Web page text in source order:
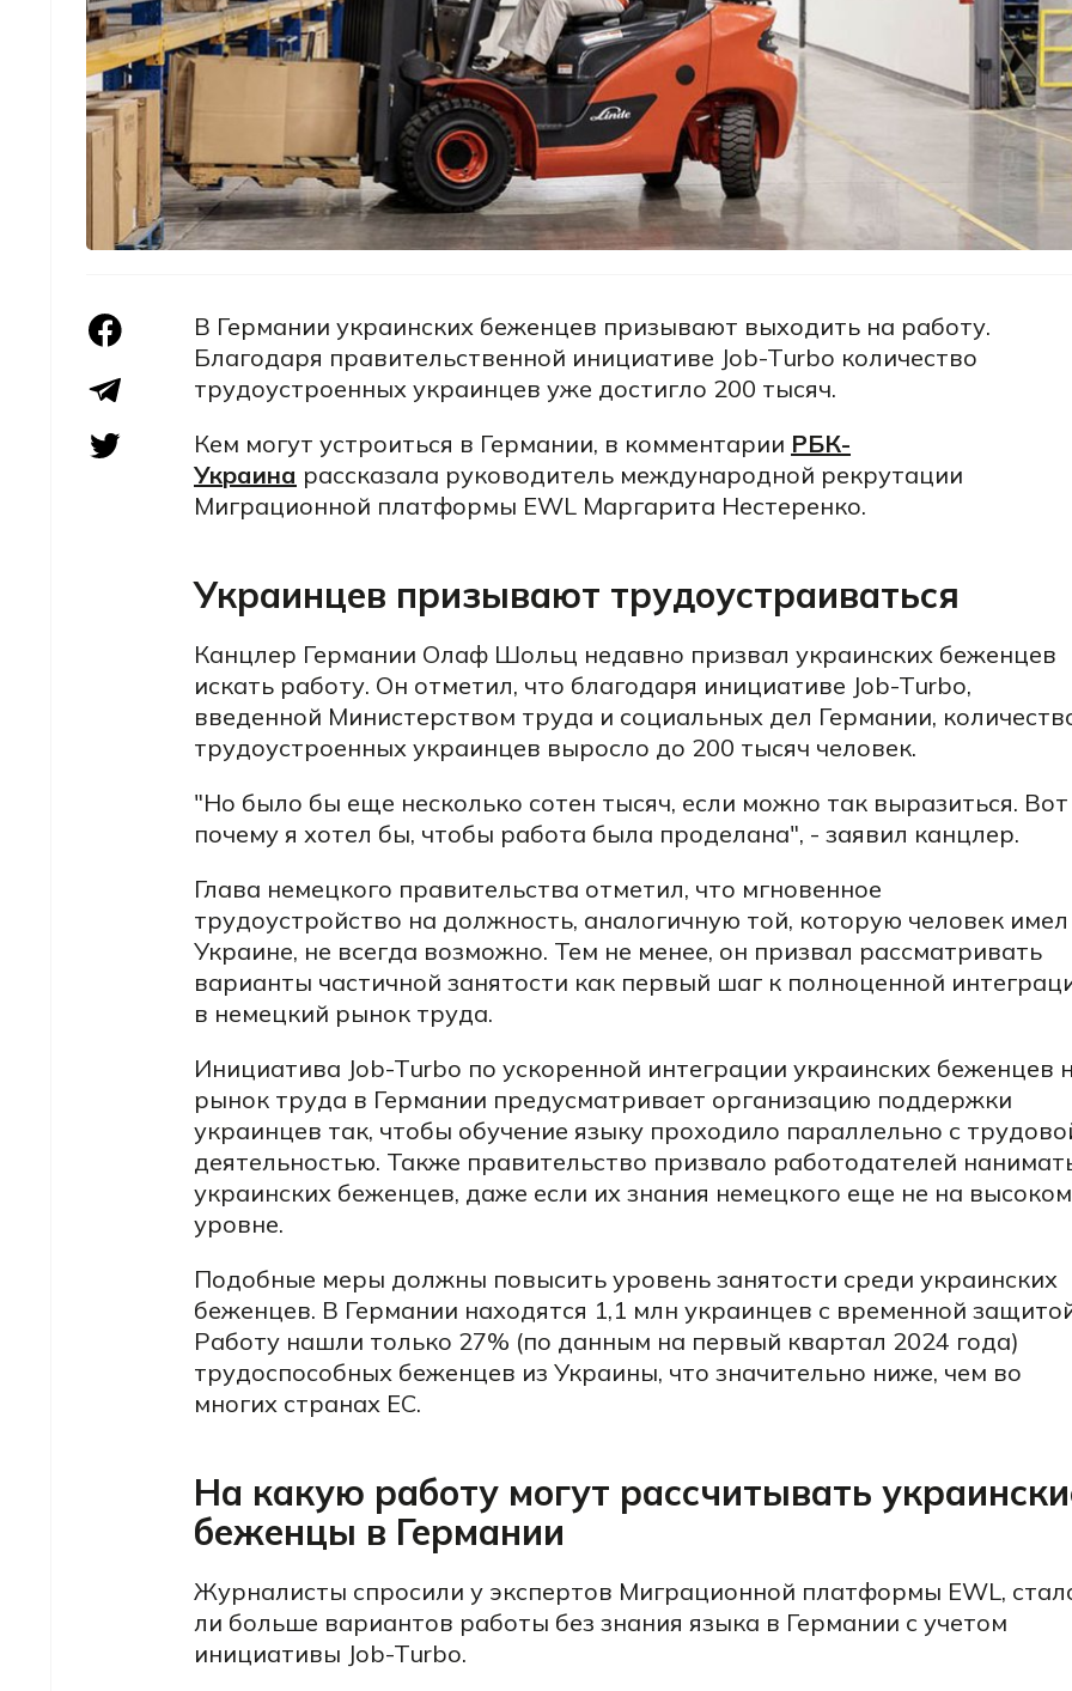
В Германии украинских беженцев призывают выходить на работу.
Благодаря правительственной инициативе Job-Turbo количество
трудоустроенных украинцев уже достигло 200 тысяч.
Кем могут устроиться в Германии, в комментарии РБК-
Украина рассказала руководитель международной рекрутации
Миграционной платформы EWL Маргарита Нестеренко.
Украинцев призывают трудоустраиваться
Канцлер Германии Олаф Шольц недавно призвал украинских беженцев
искать работу. Он отметил, что благодаря инициативе Job-Turbo,
введенной Министерством труда и социальных дел Германии,
трудоустроенных украинцев выросло до 200 тысяч человек.
"Но было бы еще несколько сотен тысяч, если можно так выразиться. Вот
почему я хотел бы, чтобы работа была проделана", - заявил канцлер.
Глава немецкого правительства отметил, что мгновенное
трудоустройство на должность, аналогичную той, которую человек
Украине, не всегда возможно. Тем не менее, он призвал рассматривать
варианты частичной занятости как первый шаг к полноценной
в немецкий рынок труда.
Инициатива Job-Turbo по ускоренной интеграции украинских беженцев
рынок труда в Германии предусматривает организацию поддержки
украинцев так, чтобы обучение языку проходило параллельно с
деятельностью. Также правительство призвало работодателей
украинских беженцев, даже если их знания немецкого еще не на высоком
уровне.
Подобные меры должны повысить уровень занятости среди украинских
беженцев. В Германии находятся 1,1 млн украинцев с временной
Работу нашли только 27% (по данным на первый квартал 2024 года)
трудоспособных беженцев из Украины, что значительно ниже, чем во
многих странах ЕС.
На какую работу могут рассчитывать
беженцы в Германии
Журналисты спросили у экспертов Миграционной платформы EWL,
ли больше вариантов работы без знания языка в Германии с учетом
инициативы Job-Turbo.